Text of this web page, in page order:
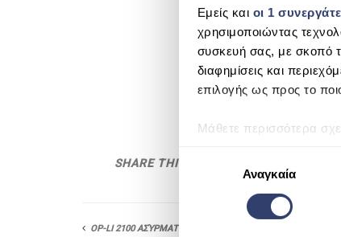
Εμείς και οι 1
χρησιμοποιώντας
συσκευή σας, με σκοπό
διαφημίσεις και
επιλογής ως προς το
Μάθετε περισσότερα
πάσα στιγμή από τη
Χρησιμοποιούμε cookie
Ε
Αναγκαία
SHARE THIS
OP-LI 2100 ΑΣΎΡΜΑΤΟ ROBOT